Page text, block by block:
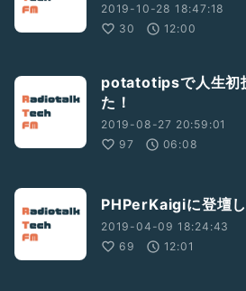
2019-10-28 18:47:18
30
12:00
potatotipsで人生初
た！
2019-08-27 20:59:01
97
06:08
PHPerKaigiに登壇
2019-04-09 18:24:43
69
12:01